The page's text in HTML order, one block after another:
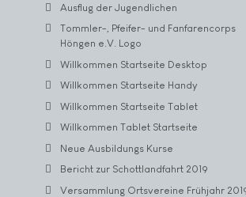
Ausflug der Jugendlichen
Tommler-, Pfeifer- und Fanfarencorps
Höngen e.V. Logo
Willkommen Startseite Desktop
Willkommen Startseite Handy
Willkommen Startseite Tablet
Willkommen Tablet Startseite
Neue Ausbildungs Kurse
Bericht zur Schottlandfahrt 2019
Versammlung Ortsvereine Frühjahr